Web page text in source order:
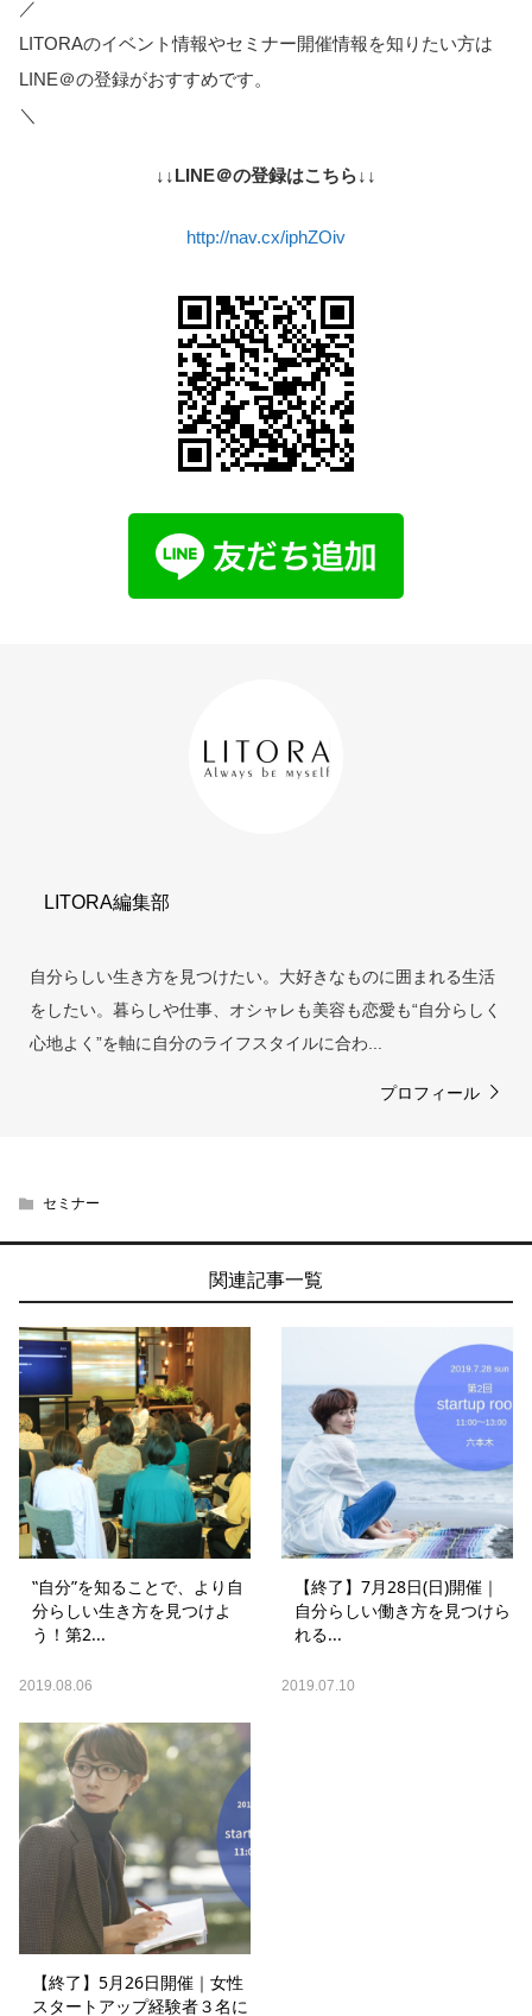
／
LITORAのイベント情報やセミナー開催情報を知りたい方は
LINE＠の登録がおすすめです。
＼
↓↓LINE＠の登録はこちら↓↓
http://nav.cx/iphZOiv
LITORA編集部
自分らしい生き方を見つけたい。大好きなものに囲まれる生活
をしたい。暮らしや仕事、オシャレも美容も恋愛も“自分らしく
心地よく”を軸に自分のライフスタイルに合わ...
プロフィール
セミナー
関連記事一覧
‟自分”を知ることで、より自
分らしい生き方を見つけよ
う！第2...
2019.08.06
【終了】7月28日(日)開催｜
自分らしい働き方を見つけら
れる...
2019.07.10
【終了】5月26日開催｜女性
スタートアップ経験者３名に